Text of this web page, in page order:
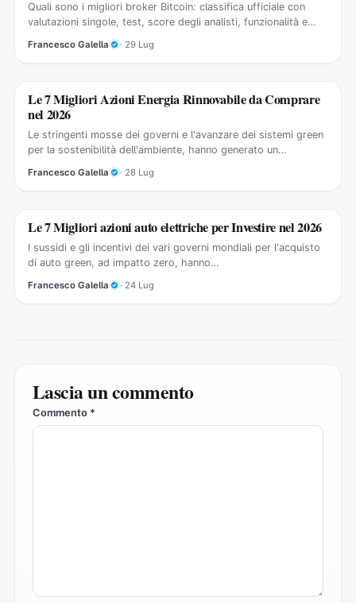
Quali sono i migliori broker Bitcoin: classifica ufficiale con
valutazioni singole, test, score degli analisti, funzionalità e
Francesco Galella · 29 Lug
GUIDE AZIONI
Le 7 Migliori Azioni Energia Rinnovabile da Comprare
nel 2026
Le stringenti mosse dei governi e l'avanzare dei sistemi green
per la sostenibilità dell'ambiente, hanno generato un
Francesco Galella · 28 Lug
GUIDE AZIONI
Le 7 Migliori azioni auto elettriche per Investire nel 2026
I sussidi e gli incentivi dei vari governi mondiali per l'acquisto
di auto green, ad impatto zero, hanno…
Francesco Galella · 24 Lug
Lascia un commento
Commento *